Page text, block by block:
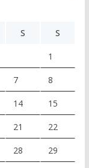
S S
1
7 8
14 15
21 22
28 29